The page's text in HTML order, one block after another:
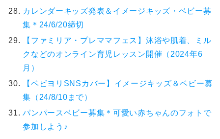
カレンダーキッズ発表＆イメージキッズ・ベビー募
集＊24/6/20締切
【ファミリア・プレママフェス】沐浴や肌着、ミル
クなどのオンライン育児レッスン開催（2024年6
月）
【ベビヨリSNSカバー】イメージキッズ＆ベビー募
集（24/8/10まで）
パンパースベビー募集＊可愛い赤ちゃんのフォトで
参加しよう♪